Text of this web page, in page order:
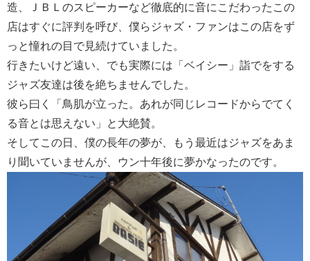
造、ＪＢＬのスピーカーなど徹底的に音にこだわったこの
店はすぐに評判を呼び、僕らジャズ・ファンはこの店をず
っと憧れの目で見続けていました。
行きたいけど遠い、でも実際には「ベイシー」詣でをする
ジャズ友達は後を絶ちませんでした。
彼ら曰く「鳥肌が立った。あれが同じレコードからでてく
る音とは思えない」と大絶賛。
そしてこの日、僕の長年の夢が、もう最近はジャズをあま
り聞いていませんが、ウン十年後に夢かなったのです。